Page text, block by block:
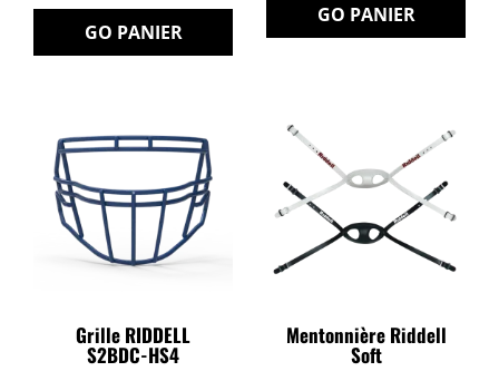
GO PANIER
GO PANIER
Grille RIDDELL
S2BDC-HS4
Mentonnière Riddell
Soft